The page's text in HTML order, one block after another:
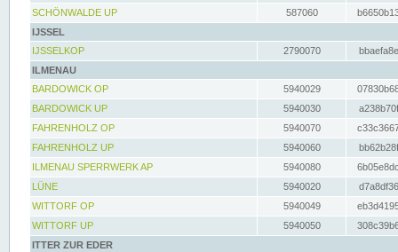
SCHÖNWALDE UP
587060
IJSSEL
IJSSELKOP
2790070
ILMENAU
BARDOWICK OP
5940029
BARDOWICK UP
5940030
FAHRENHOLZ OP
5940070
FAHRENHOLZ UP
5940060
ILMENAU SPERRWERK AP
5940080
LÜNE
5940020
WITTORF OP
5940049
WITTORF UP
5940050
ITTER ZUR EDER